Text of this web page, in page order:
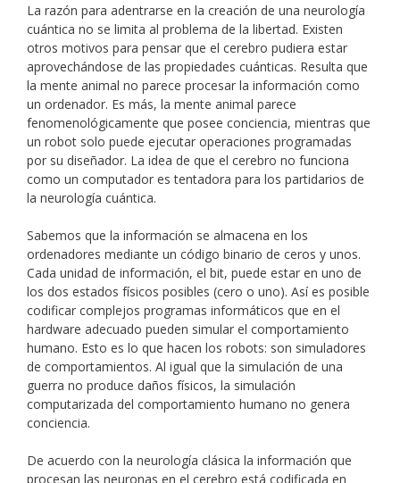
La razón para adentrarse en la creación de una neurología
cuántica no se limita al problema de la libertad. Existen
otros motivos para pensar que el cerebro pudiera estar
aprovechándose de las propiedades cuánticas. Resulta que
la mente animal no parece procesar la información como
un ordenador. Es más, la mente animal parece
fenomenológicamente que posee conciencia, mientras que
un robot solo puede ejecutar operaciones programadas
por su diseñador. La idea de que el cerebro no funciona
como un computador es tentadora para los partidarios de
la neurología cuántica.
Sabemos que la información se almacena en los
ordenadores mediante un código binario de ceros y unos.
Cada unidad de información, el bit, puede estar en uno de
los dos estados físicos posibles (cero o uno). Así es posible
codificar complejos programas informáticos que en el
hardware adecuado pueden simular el comportamiento
humano. Esto es lo que hacen los robots: son simuladores
de comportamientos. Al igual que la simulación de una
guerra no produce daños físicos, la simulación
computarizada del comportamiento humano no genera
conciencia.
De acuerdo con la neurología clásica la información que
procesan las neuronas en el cerebro está codificada en